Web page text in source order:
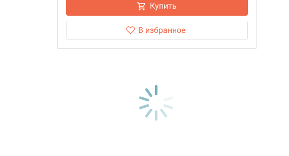
Купить
В избранное